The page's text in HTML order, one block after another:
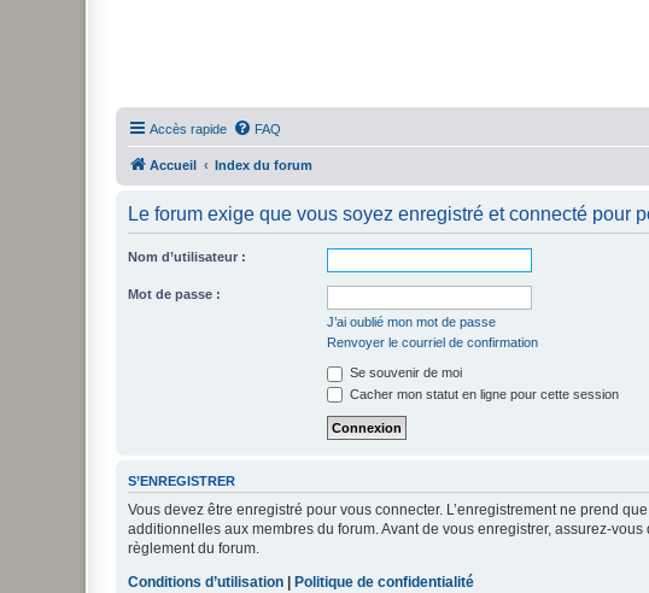
Accès rapide FAQ
Accueil Index du forum
Le forum exige que vous soyez enregistré et connecté pour
Nom d’utilisateur :
Mot de passe :
J’ai oublié mon mot de passe
Renvoyer le courriel de confirmation
Se souvenir de moi
Cacher mon statut en ligne pour cette session
S’ENREGISTRER
Vous devez être enregistré pour vous connecter. L’enregistrement ne prend
additionnelles aux membres du forum. Avant de vous enregistrer, assurez-
règlement du forum.
Conditions d’utilisation | Politique de confidentialité